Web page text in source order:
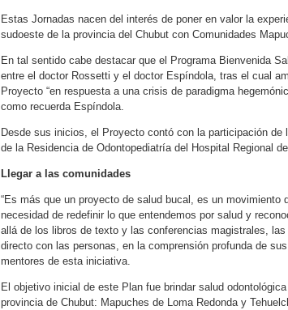
Estas Jornadas nacen del interés de poner en valor la
sudoeste de la provincia del Chubut con Comunidades
En tal sentido cabe destacar que el Programa Bienvenida
entre el doctor Rossetti y el doctor Espíndola, tras el cual
Proyecto “en respuesta a una crisis de paradigma
como recuerda Espíndola.
Desde sus inicios, el Proyecto contó con la participación
de la Residencia de Odontopediatría del Hospital Regional
Llegar a las comunidades
“Es más que un proyecto de salud bucal, es un movimiento
necesidad de redefinir lo que entendemos por salud y
allá de los libros de texto y las conferencias magistrales,
directo con las personas, en la comprensión profunda de
mentores de esta iniciativa.
El objetivo inicial de este Plan fue brindar salud
provincia de Chubut: Mapuches de Loma Redonda y